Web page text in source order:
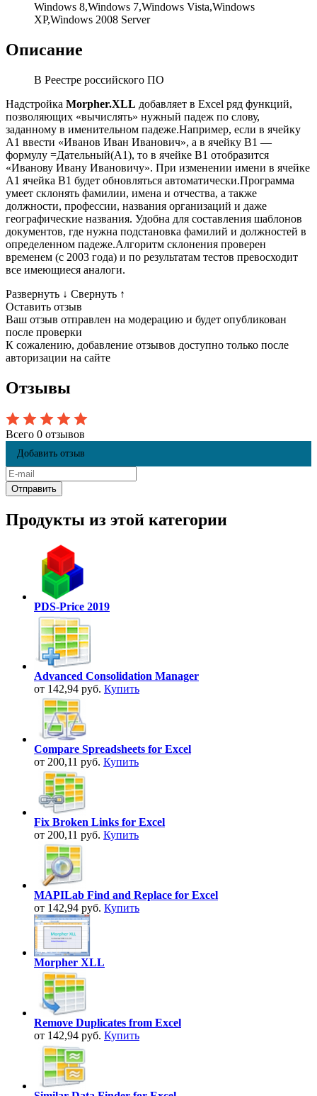
Windows 8,Windows 7,Windows Vista,Windows
XP,Windows 2008 Server
Описание
В Реестре российского ПО
Надстройка Morpher.XLL добавляет в Excel ряд функций,
позволяющих «вычислять» нужный падеж по слову,
заданному в именительном падеже.Например, если в ячейку
A1 ввести «Иванов Иван Иванович», а в ячейку B1 —
формулу =Дательный(A1), то в ячейке B1 отобразится
«Иванову Ивану Ивановичу». При изменении имени в ячейке
A1 ячейка B1 будет обновляться автоматически.Программа
умеет склонять фамилии, имена и отчества, а также
должности, профессии, названия организаций и даже
географические названия. Удобна для составления шаблонов
документов, где нужна подстановка фамилий и должностей в
определенном падеже.Алгоритм склонения проверен
временем (с 2003 года) и по результатам тестов превосходит
все имеющиеся аналоги.
Развернуть ↓ Свернуть ↑
Оставить отзыв
Ваш отзыв отправлен на модерацию и будет опубликован
после проверки
К сожалению, добавление отзывов доступно только после
авторизации на сайте
Отзывы
Всего 0 отзывов
Добавить отзыв
Продукты из этой категории
PDS-Price 2019
Advanced Consolidation Manager
от 142,94 руб. Купить
Compare Spreadsheets for Excel
от 200,11 руб. Купить
Fix Broken Links for Excel
от 200,11 руб. Купить
MAPILab Find and Replace for Excel
от 142,94 руб. Купить
Morpher XLL
Remove Duplicates from Excel
от 142,94 руб. Купить